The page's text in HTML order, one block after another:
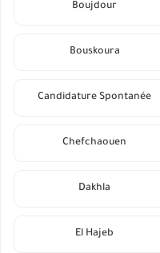
Boujdour
Bouskoura
Candidature Spontanée
Chefchaouen
Dakhla
El Hajeb